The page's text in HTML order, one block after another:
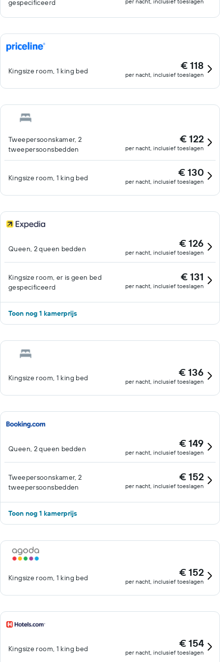
gespecificeerd
Kingsize room, 1 king bed € 118
per nacht, inclusief toeslagen
Tweepersoonskamer, 2
tweepersoonsbedden
€ 122
per nacht, inclusief toeslagen
Kingsize room, 1 king bed € 130
per nacht, inclusief toeslagen
Queen, 2 queen bedden € 126
per nacht, inclusief toeslagen
Kingsize room, er is geen bed
gespecificeerd
€ 131
per nacht, inclusief toeslagen
Toon nog 1 kamerprijs
Kingsize room, 1 king bed € 136
per nacht, inclusief toeslagen
Queen, 2 queen bedden € 149
per nacht, inclusief toeslagen
Tweepersoonskamer, 2
tweepersoonsbedden
€ 152
per nacht, inclusief toeslagen
Toon nog 1 kamerprijs
Kingsize room, 1 king bed € 152
per nacht, inclusief toeslagen
Kingsize room, 1 king bed € 154
per nacht, inclusief toeslagen